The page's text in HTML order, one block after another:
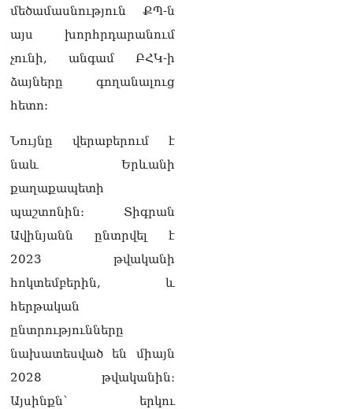
մեծամասնություն ՔՊ-ն
այս խորհրդարանում
չունի, անգամ ԲՀԿ-ի
ձայները գողանալուց
հետո:
Նույնը վերաբերում է
նաև Երևանի
քաղաքապետի
պաշտոնին։ Տիգրան
Ավինյանն ընտրվել է
2023 թվականի
հոկտեմբերին, և
հերթական
ընտրությունները
նախատեսված են միայն
2028 թվականին։
Այսինքն՝ երկու